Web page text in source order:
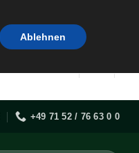
+49 71 52 / 76 63 0 0
Ablehnen